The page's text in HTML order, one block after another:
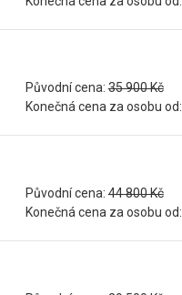
Původní cena:35 900 Kč
Konečná cena za osobu od:
Původní cena:44 800 Kč
Konečná cena za osobu od: